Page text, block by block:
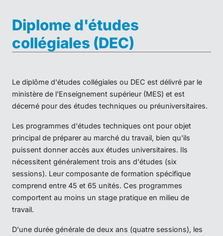
Diplome d'études
collégiales (DEC)
Le diplôme d'études collégiales ou DEC est délivré par le
ministère de l'Enseignement supérieur (MES) et est
décerné pour des études techniques ou préuniversitaires.
Les programmes d'études techniques ont pour objet
principal de préparer au marché du travail, bien qu'ils
puissent donner accès aux études universitaires. Ils
nécessitent généralement trois ans d'études (six
sessions). Leur composante de formation spécifique
comprend entre 45 et 65 unités. Ces programmes
comportent au moins un stage pratique en milieu de
travail.
D'une durée générale de deux ans (quatre sessions), les